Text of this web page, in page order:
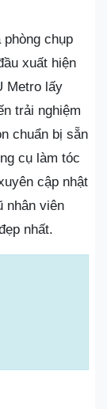
chụp
xuất hiện
Metro lấy
trải nghiệm
chuẩn bị sẵn
cụ làm tóc
cập nhật
nhân viên
nhất.